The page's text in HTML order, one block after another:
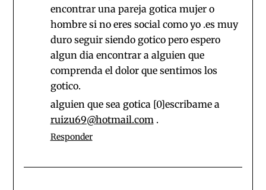
encontrar una pareja gotica mujer o
hombre si no eres social como yo .es muy
duro seguir siendo gotico pero espero
algun dia encontrar a alguien que
comprenda el dolor que sentimos los
gotico.
alguien que sea gotica [0]escribame a
ruizu69@hotmail.com .
Responder